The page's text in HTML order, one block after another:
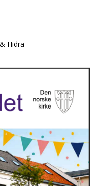
Hidra